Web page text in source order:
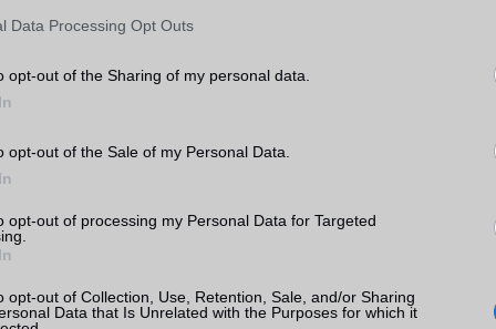
Data Processing Opt Outs
opt-out of the Sharing of my personal data.
opt-out of the Sale of my Personal Data.
opt-out of processing my Personal Data for Targeted
opt-out of Collection, Use, Retention, Sale, and/or Sharing
Data that Is Unrelated with the Purposes for which it
GT
ADATCSERE
MMS Nincs
Bluetooth v5,x